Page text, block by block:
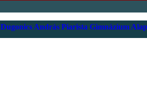
Dugonics András Piarista Gimnázium